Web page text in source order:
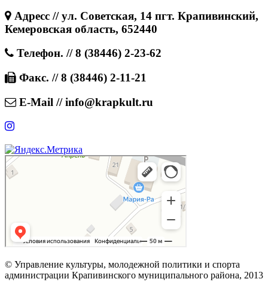
Адресс // ул. Советская, 14 пгт. Крапивинский,
Кемеровская область, 652440
Телефон. // 8 (38446) 2-23-62
Факс. // 8 (38446) 2-11-21
E-Mail // info@krapkult.ru
© Управление культуры, молодежной политики и спорта
администрации Крапивинского муниципального района, 2013